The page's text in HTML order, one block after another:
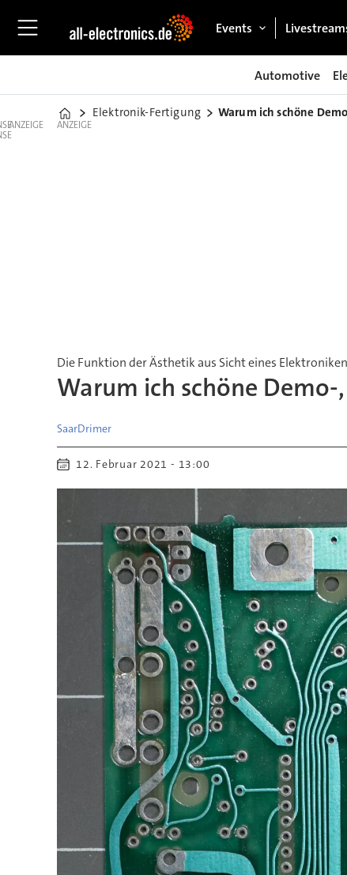
Events
Automotive
Home
Elektronik-Fertigung Warum ich schöne
ANZEIGE ANZEIGE
Die Funktion der Ästhetik aus Sicht eines
Warum ich schöne
SaarDrimer
12. Februar 2021 - 13:00